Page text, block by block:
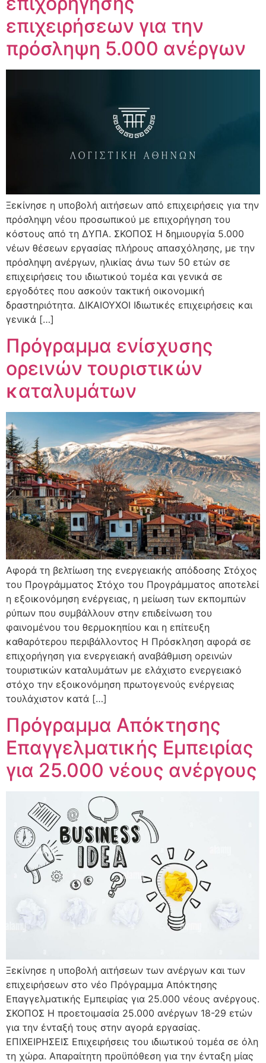
επιχειρήσεων για την
πρόσληψη 5.000 ανέργων
Ξεκίνησε η υποβολή αιτήσεων από επιχειρήσεις για την
πρόσληψη νέου προσωπικού με επιχορήγηση του
κόστους από τη ΔΥΠΑ. ΣΚΟΠΟΣ Η δημιουργία 5.000
νέων θέσεων εργασίας πλήρους απασχόλησης, με την
πρόσληψη ανέργων, ηλικίας άνω των 50 ετών σε
επιχειρήσεις του ιδιωτικού τομέα και γενικά σε
εργοδότες που ασκούν τακτική οικονομική
δραστηριότητα. ΔΙΚΑΙΟΥΧΟΙ Ιδιωτικές επιχειρήσεις και
γενικά […]
Πρόγραμμα ενίσχυσης
ορεινών τουριστικών
καταλυμάτων
Αφορά τη βελτίωση της ενεργειακής απόδοσης Στόχος
του Προγράμματος Στόχο του Προγράμματος αποτελεί
η εξοικονόμηση ενέργειας, η μείωση των εκπομπών
ρύπων που συμβάλλουν στην επιδείνωση του
φαινομένου του θερμοκηπίου και η επίτευξη
καθαρότερου περιβάλλοντος Η Πρόσκληση αφορά σε
επιχορήγηση για ενεργειακή αναβάθμιση ορεινών
τουριστικών καταλυμάτων με ελάχιστο ενεργειακό
στόχο την εξοικονόμηση πρωτογενούς ενέργειας
τουλάχιστον κατά […]
Πρόγραμμα Απόκτησης
Επαγγελματικής Εμπειρίας
για 25.000 νέους ανέργους
Ξεκίνησε η υποβολή αιτήσεων των ανέργων και των
επιχειρήσεων στο νέο Πρόγραμμα Απόκτησης
Επαγγελματικής Εμπειρίας για 25.000 νέους ανέργους.
ΣΚΟΠΟΣ Η προετοιμασία 25.000 ανέργων 18-29 ετών
για την ένταξή τους στην αγορά εργασίας.
ΕΠΙΧΕΙΡΗΣΕΙΣ Επιχειρήσεις του ιδιωτικού τομέα σε όλη
τη χώρα. Απαραίτητη προϋπόθεση για την ένταξη μίας